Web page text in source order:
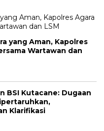
yang Aman, Kapolres
Wartawan dan
BSI Kutacane: Dugaan
Klarifikasi